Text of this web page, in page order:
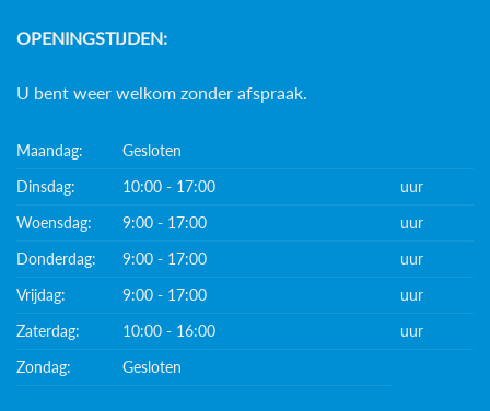
OPENINGSTIJDEN:
U bent weer welkom zonder afspraak.
Maandag:
Gesloten
Dinsdag:
10:00 - 17:00
uur
Woensdag:
9:00 - 17:00
uur
Donderdag:
9:00 - 17:00
uur
Vrijdag:
9:00 - 17:00
uur
Zaterdag:
10:00 - 16:00
uur
Zondag:
Gesloten